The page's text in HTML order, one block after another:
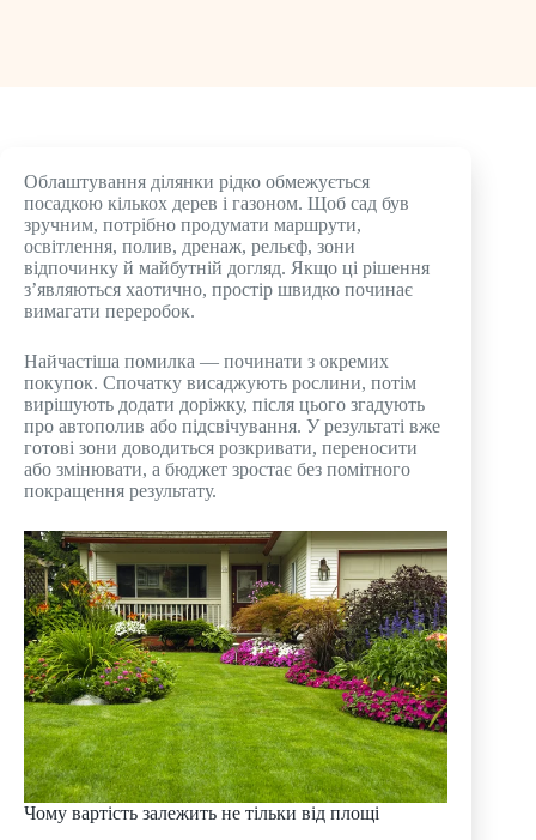
Облаштування ділянки рідко обмежується
посадкою кількох дерев і газоном. Щоб сад був
зручним, потрібно продумати маршрути,
освітлення, полив, дренаж, рельєф, зони
відпочинку й майбутній догляд. Якщо ці рішення
з’являються хаотично, простір швидко починає
вимагати переробок.
Найчастіша помилка — починати з окремих
покупок. Спочатку висаджують рослини, потім
вирішують додати доріжку, після цього згадують
про автополив або підсвічування. У результаті вже
готові зони доводиться розкривати, переносити
або змінювати, а бюджет зростає без помітного
покращення результату.
Чому вартість залежить не тільки від площі